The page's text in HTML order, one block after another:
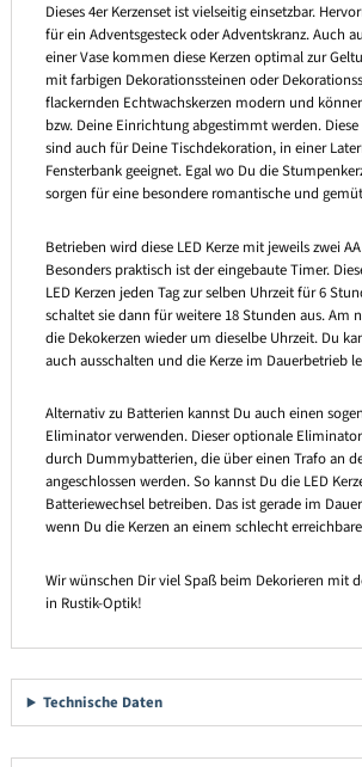
Dieses 4er Kerzenset ist vielseitig einsetzbar.
für ein Adventsgesteck oder Adventskranz. Auch
einer Vase kommen diese Kerzen optimal zur
mit farbigen Dekorationssteinen oder
flackernden Echtwachskerzen modern und
bzw. Deine Einrichtung abgestimmt werden.
sind auch für Deine Tischdekoration, in einer
Fensterbank geeignet. Egal wo Du die
sorgen für eine besondere romantische und
Betrieben wird diese LED Kerze mit jeweils zwei
Besonders praktisch ist der eingebaute Timer.
LED Kerzen jeden Tag zur selben Uhrzeit für 6
schaltet sie dann für weitere 18 Stunden aus. Am
die Dekokerzen wieder um dieselbe Uhrzeit. Du
auch ausschalten und die Kerze im Dauerbetrieb
Alternativ zu Batterien kannst Du auch einen
Eliminator verwenden. Dieser optionale
durch Dummybatterien, die über einen Trafo an
angeschlossen werden. So kannst Du die LED
Batteriewechsel betreiben. Das ist gerade im
wenn Du die Kerzen an einem schlecht
Wir wünschen Dir viel Spaß beim Dekorieren mit
in Rustik-Optik!
Technische Daten